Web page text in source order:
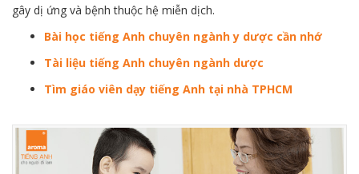
gây dị ứng và bệnh thuộc hệ miễn dịch.
Bài học tiếng Anh chuyên ngành y dược cần nhớ
Tài liệu tiếng Anh chuyên ngành dược
Tìm giáo viên dạy tiếng Anh tại nhà TPHCM